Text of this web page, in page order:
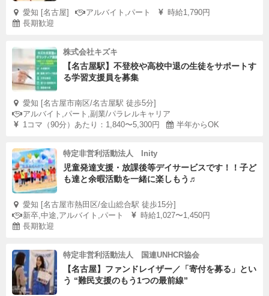
愛知 [名古屋] アルバイト,パート
時給1,790円
長期歓迎
株式会社キズキ
【名古屋駅】不登校や高校中退の生徒をサポートす
る学習支援員を募集
愛知 [名古屋市南区/名古屋駅 徒歩5分]
アルバイト,パート,副業/パラレルキャリア
1コマ（90分）あたり：1,840〜5,300円
半年からOK
特定非営利活動法人 Inity
児童発達支援・放課後等デイサービスです！！子ど
も達と余暇活動を一緒に楽しもう♬
愛知 [名古屋市熱田区/金山総合駅 徒歩15分]
新卒,中途,アルバイト,パート
時給1,027〜1,450円
長期歓迎
特定非営利活動法人 国連UNHCR協会
【名古屋】ファンドレイザー／「寄付を募る」とい
う “難民支援のもう1つの最前線”